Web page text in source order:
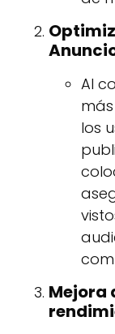
Al
los
Mejora